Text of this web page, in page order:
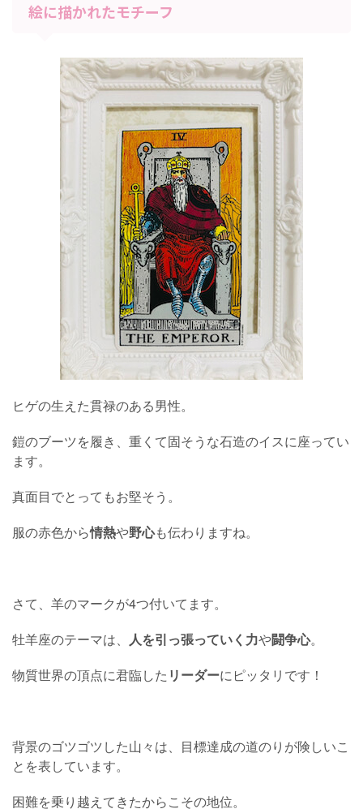
絵に描かれたモチーフ
ヒゲの生えた貫禄のある男性。
鎧のブーツを履き、重くて固そうな石造のイスに座ってい
ます。
真面目でとってもお堅そう。
服の赤色から情熱や野心も伝わりますね。
さて、羊のマークが4つ付いてます。
牡羊座のテーマは、 人を引っ張っていく力や闘争心。
物質世界の頂点に君臨した リーダーにピッタリです！
背景のゴツゴツした山々は、目標達成の道のりが険しいこ
とを表しています。
困難を乗り越えてきたからこその地位。